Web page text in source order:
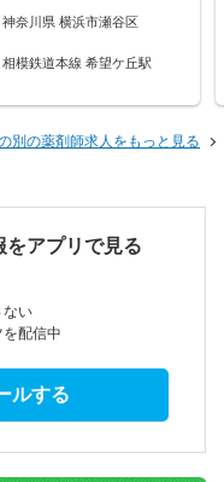
神奈川県 横浜市瀬谷区
相模鉄道本線 希望ケ丘駅
別の薬剤師求人をもっと見る
をアプリで見る
ない
配信中
ルする